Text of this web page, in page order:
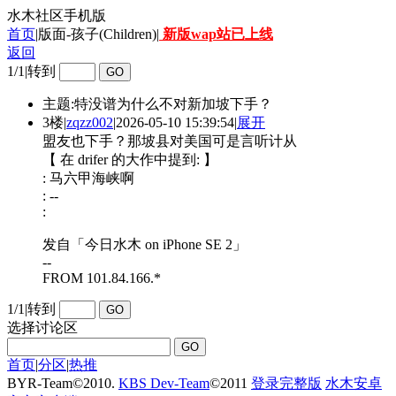
水木社区手机版
首页|版面-孩子(Children)| 新版wap站已上线
返回
1/1 |转到
主题:特没谱为什么不对新加坡下手？
3楼|zqzz002|2026-05-10 15:39:54|展开
盟友也下手？那坡县对美国可是言听计从
【 在 drifer 的大作中提到: 】
: 马六甲海峡啊
: --
:
发自「今日水木 on iPhone SE 2」
--
FROM 101.84.166.*
1/1 |转到
选择讨论区
首页|分区|热推
BYR-Team©2010. KBS Dev-Team©2011 登录完整版 水木安卓